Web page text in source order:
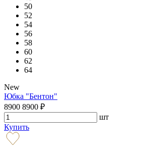
50
52
54
56
58
60
62
64
New
Юбка "Бентон"
8900 8900 ₽
шт
Купить